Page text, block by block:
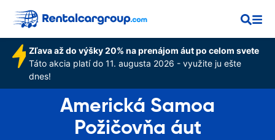
Zľava až do výšky 20% na prenájom áut po celom svete
Táto akcia platí do 11. augusta 2026 - využite ju ešte
dnes!
Americká Samoa
Požičovňa áut